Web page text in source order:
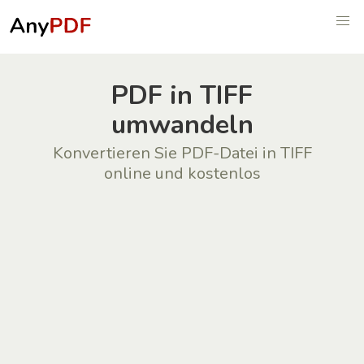
PDF in TIFF
umwandeln
Konvertieren Sie PDF-Datei in TIFF
online und kostenlos